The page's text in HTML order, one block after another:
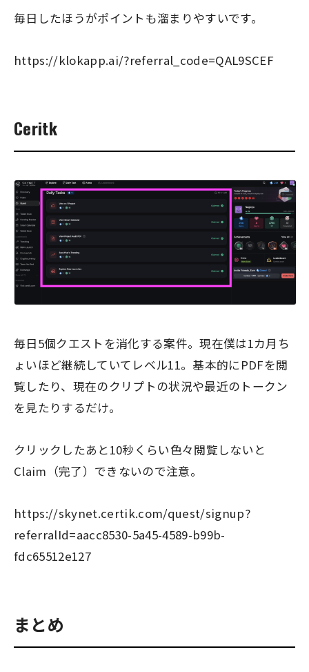
毎日したほうがポイントも溜まりやすいです。
https://klokapp.ai/?referral_code=QAL9SCEF
Ceritk
毎日5個クエストを消化する案件。現在僕は1カ月ち
ょいほど継続していてレベル11。基本的にPDFを閲
覧したり、現在のクリプトの状況や最近のトークン
を見たりするだけ。
クリックしたあと10秒くらい色々閲覧しないと
Claim（完了）できないので注意。
https://skynet.certik.com/quest/signup?
referralId=aacc8530-5a45-4589-b99b-
fdc65512e127
まとめ